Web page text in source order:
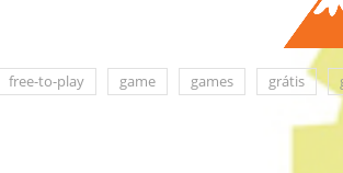
free-to-play game games grátis